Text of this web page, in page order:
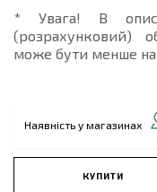
* Увага! В
(розрахунковий)
може бути менше на
Наявність у магазинах
КУПИТИ